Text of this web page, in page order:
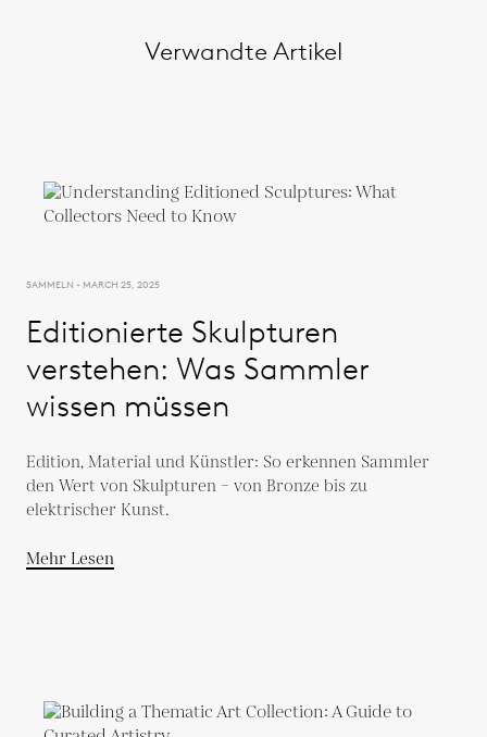
Verwandte Artikel
SAMMELN - MARCH 25, 2025
Editionierte Skulpturen
verstehen: Was Sammler
wissen müssen
Edition, Material und Künstler: So erkennen Sammler
den Wert von Skulpturen – von Bronze bis zu
elektrischer Kunst.
Mehr Lesen